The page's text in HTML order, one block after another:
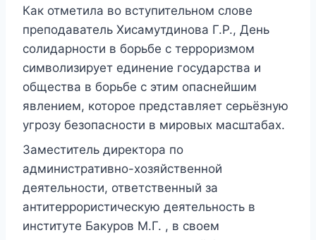
Как отметила во вступительном слове
преподаватель Хисамутдинова Г.Р., День
солидарности в борьбе с терроризмом
символизирует единение государства и
общества в борьбе с этим опаснейшим
явлением, которое представляет серьёзную
угрозу безопасности в мировых масштабах.
Заместитель директора по
административно-хозяйственной
деятельности, ответственный за
антитеррористическую деятельность в
институте Бакуров М.Г. , в своем